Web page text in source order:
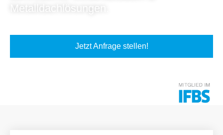
Metalldachlösungen.
Jetzt Anfrage stellen!